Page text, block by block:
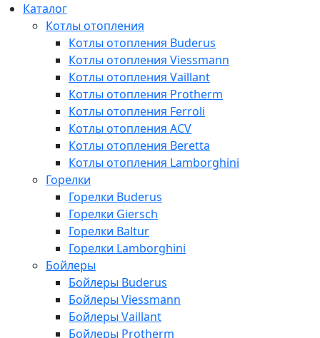
Каталог
Котлы отопления
Котлы отопления Buderus
Котлы отопления Viessmann
Котлы отопления Vaillant
Котлы отопления Protherm
Котлы отопления Ferroli
Котлы отопления ACV
Котлы отопления Beretta
Котлы отопления Lamborghini
Горелки
Горелки Buderus
Горелки Giersch
Горелки Baltur
Горелки Lamborghini
Бойлеры
Бойлеры Buderus
Бойлеры Viessmann
Бойлеры Vaillant
Бойлеры Protherm